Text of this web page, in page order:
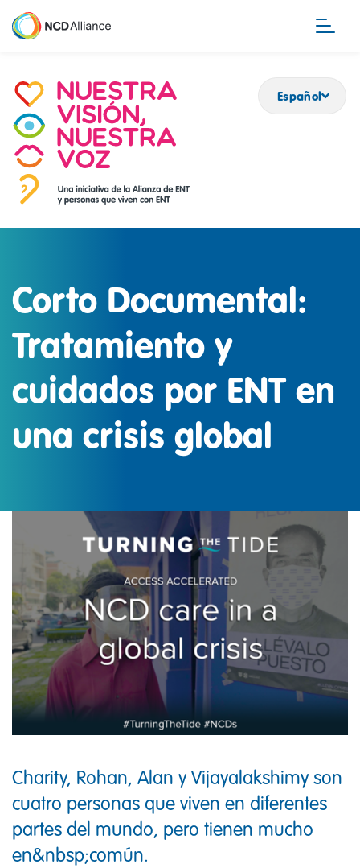
Español
Corto Documental:
Tratamiento y
cuidados por ENT en
una crisis global
Charity, Rohan, Alan y Vijayalakshimy son
cuatro personas que viven en diferentes
partes del mundo, pero tienen mucho
en&nbsp;común.